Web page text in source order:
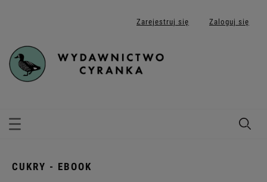
Zarejestruj się Zaloguj się
CUKRY - EBOOK